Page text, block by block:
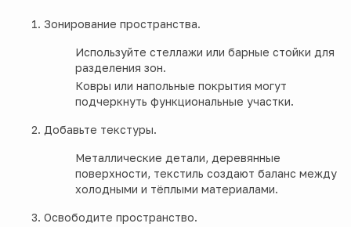
Зонирование пространства.
Используйте стеллажи или барные стойки для
разделения зон.
Ковры или напольные покрытия могут
подчеркнуть функциональные участки.
Добавьте текстуры.
Металлические детали, деревянные
поверхности, текстиль создают баланс между
холодными и тёплыми материалами.
Освободите пространство.